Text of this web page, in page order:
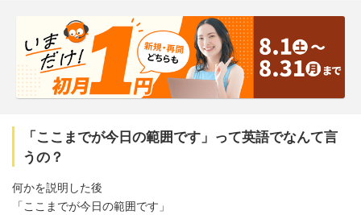
「ここまでが今日の範囲です」って英語でなんて言
うの？
何かを説明した後
「ここまでが今日の範囲です」